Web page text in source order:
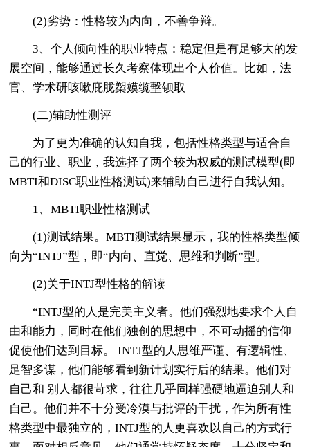
(2)劣势：性格较为内向，不善争辩。
3、个人倾向性的职业特点：稳定但是有足够大的发
展空间，能够通过长久考察体现出个人价值。比如，法
官、学术研咳嗽庇胧槊嫫缆墼钡取
(二)辅助性测评
为了更为准确的认知自我，包括性格类型与适合自
己的行业、职业，我选择了两个较为权威的测试模型(即
MBTI和DISC职业性格测试)来辅助自己进行自我认知。
1、MBTI职业性格测试
(1)测试结果。MBTI测试结果显示，我的性格类型倾
向为“INTJ”型，即“内向、直觉、思维和判断”型。
(2)关于INTJ型性格的解读
“INTJ型的人是完美主义者。他们强烈地要求个人自
由和能力，同时在他们独创的思想中，不可动摇的信仰
促使他们达到目标。 INTJ型的人思维严谨、有逻辑性、
足智多谋，他们能够看到新计划实行后的结果。他们对
自己和 别人都很苛求，往往几乎同样强硬地逼迫别人和
自己。他们并不十分受冷漠与批评的干扰，作为所有性
格类型中最独立的，INTJ型的人更喜欢以自己的方式行